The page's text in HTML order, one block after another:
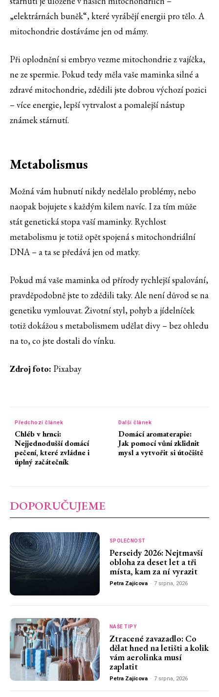
„elektrárnách buněk“, které vyrábějí energii pro tělo. A
mitochondrie dostáváme jen od mámy.
Při oplodnění si embryo vezme mitochondrie z vajíčka,
ne ze spermie. Pokud tedy měla vaše maminka silné a
zdravé mitochondrie, zdědili jste dobrou výchozí pozici
– více energie, lepší vytrvalost a pomalejší nástup
známek stárnutí.
Metabolismus
Možná vám hubnutí nikdy nedělalo problémy, nebo
naopak bojujete s každým kilem navíc. I za tím může
stát genetická stopa vaší maminky. Rychlost
metabolismu je totiž opět spojená s mitochondriální
DNA – a ta se předává jen od matky.
Pokud má vaše maminka od přírody rychlejší spalování,
pravděpodobně jste to zdědili taky. Ale není důvod se na
genetiku vymlouvat. Životní styl, pohyb a jídelníček
totiž dokážou s metabolismem udělat divy – bez ohledu
na to, co jste dostali do vínku.
Zdroj foto: Pixabay
Předchozí článek
Chléb v hrnci:
Nejjednodušší domácí
pečení, které zvládne i
úplný začátečník
Další článek
Domácí aromaterapie:
Jak pomocí vůní zklidnit
mysl a vytvořit si útočiště
DOPORUČUJEME
SPOLEČNOST
Perseidy 2026: Nejtmavší
obloha za deset let a tři
místa, kam za ní vyrazit
Petra Zajícova - 7 srpna, 2026
NAŠE TIPY
Ztracené zavazadlo: Co
dělat hned na letišti a kolik
vám aerolinka musí
zaplatit
Petra Zajícova - 7 srpna, 2026